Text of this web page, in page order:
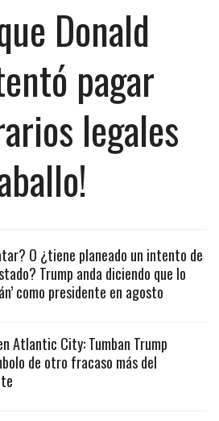
Donald
pagar
legales
O ¿tiene planeado un intento de
Trump anda diciendo que lo
como presidente en agosto
Atlantic City: Tumban Trump
de otro fracaso más del